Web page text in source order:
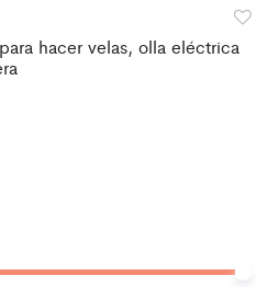
hacer velas, olla eléctrica